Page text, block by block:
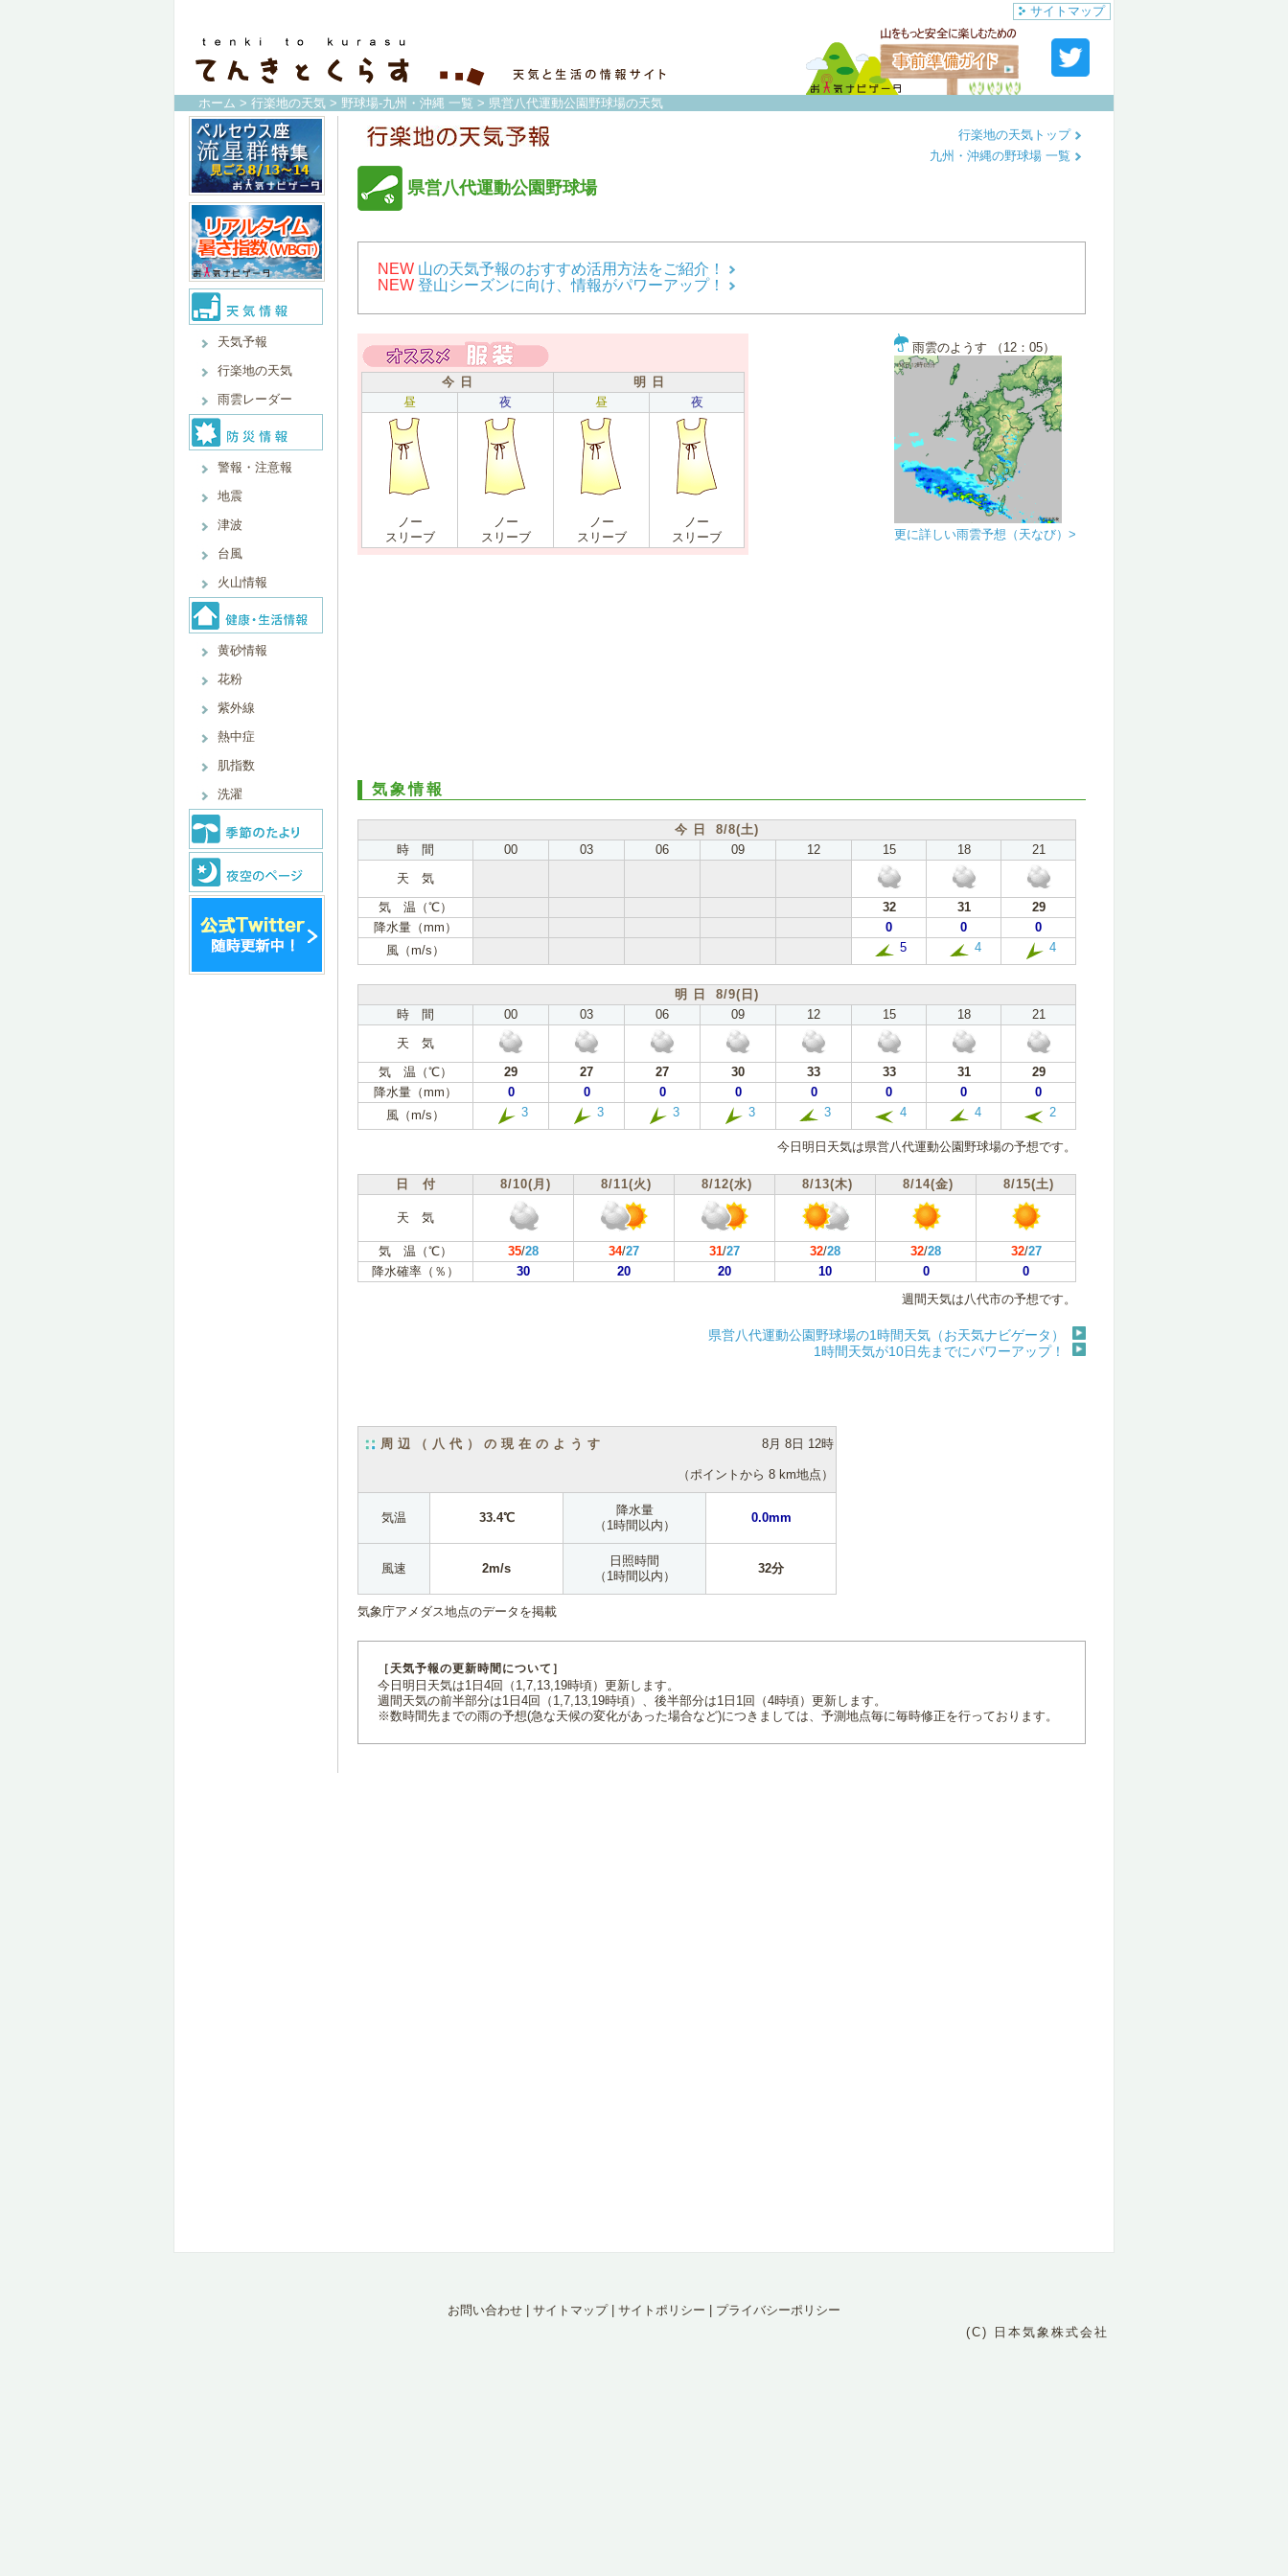
サイトマップ
ホーム > 行楽地の天気 > 野球場-九州・沖縄 一覧 > 県営八代運動公園野球場の天気
天気予報
行楽地の天気
雨雲レーダー
警報・注意報
地震
津波
台風
火山情報
黄砂情報
花粉
紫外線
熱中症
肌指数
洗濯
県営八代運動公園野球場
行楽地の天気トップ
九州・沖縄の野球場 一覧
NEW 山の天気予報のおすすめ活用方法をご紹介！
NEW 登山シーズンに向け、情報がパワーアップ！
今 日
明 日
昼
夜 昼 夜
ノー
スリーブ
ノー
スリーブ
ノー
スリーブ
ノー
スリーブ
雨雲のようす （12：05）
更に詳しい雨雲予想（天なび）>
気象情報
今 日 8/8(土)
時 間
00 03 06 09 12 15 18
21
天 気
気 温（℃）
32 31
29
降水量（mm）
0 0
0
風（m/s）
5 4 4
明 日 8/9(日)
時 間
00 03 06 09 12 15 18
21
天 気
気 温（℃）
29 27 27 30 33 33 31
29
降水量（mm）
0 0 0 0 0 0 0
0
風（m/s）
3 3 3 3 3 4 4 2
今日明日天気は県営八代運動公園野球場の予想です。
日 付 8/10(月) 8/11(火) 8/12(水) 8/13(木) 8/14(金) 8/15(土)
天 気
気 温（℃） 35/28 34/27 31/27 32/28 32/28 32/27
降水確率（％）
30 20 20 10 0
0
週間天気は八代市の予想です。
県営八代運動公園野球場の1時間天気（お天気ナビゲータ）
1時間天気が10日先までにパワーアップ！
周辺（八代）の現在のようす 8月 8日 12時
（ポイントから 8 km地点）
気温 33.4℃
降水量
（1時間以内）
0.0mm
風速 2m/s
日照時間
（1時間以内）
32分
気象庁アメダス地点のデータを掲載
［天気予報の更新時間について］
今日明日天気は1日4回（1,7,13,19時頃）更新します。
週間天気の前半部分は1日4回（1,7,13,19時頃）、後半部分は1日1回（4時頃）更新します。
※数時間先までの雨の予想(急な天候の変化があった場合など)につきましては、予測地点毎に毎時修正を行っております。
お問い合わせ サイトマップ| サイトポリシー
プライバシーポリシー
(C) 日本気象株式会社